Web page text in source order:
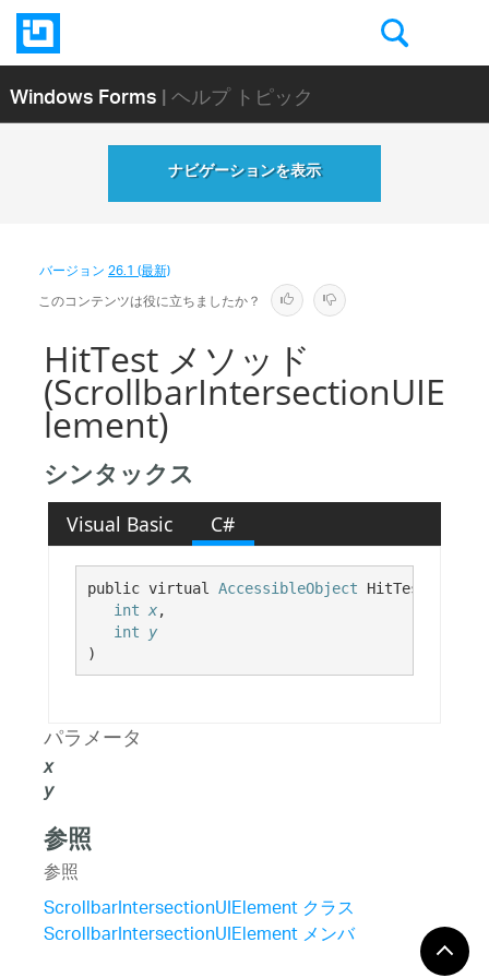
Windows Forms| ヘルプ トピック
ナビゲーションを表示
バージョン26.1 (最新)
このコンテンツは役に立ちましたか？
HitTest メソッド
(ScrollbarIntersectionUIE
lement)
シンタックス
Visual Basic C#
public virtual AccessibleObject HitTest(
int x,
int
y
)
パラメータ
x
y
参照
参照
ScrollbarIntersectionUIElement クラス
ScrollbarIntersectionUIElement メンバ